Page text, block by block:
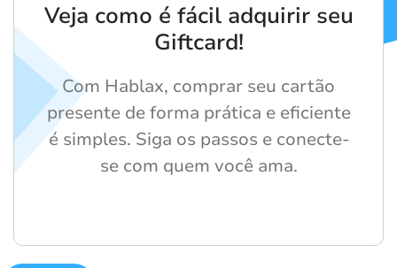
Veja como é fácil adquirir seu
Giftcard!
Com Hablax, comprar seu cartão
presente de forma prática e eficiente
é simples. Siga os passos e conecte-
se com quem você ama.